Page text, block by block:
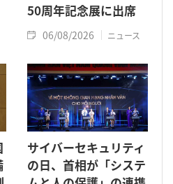
50周年記念展に出席
06/08/2026 ニュース
サイバーセキュリティ
の日、首相が「システ